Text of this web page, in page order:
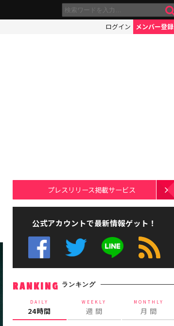
ログイン メンバー登録
プレスリリース掲載サービス
公式アカウントで最新情報ゲット！
RANKING ランキング
DAILY
24時間
WEEKLY
週 間
MONTHLY
月 間